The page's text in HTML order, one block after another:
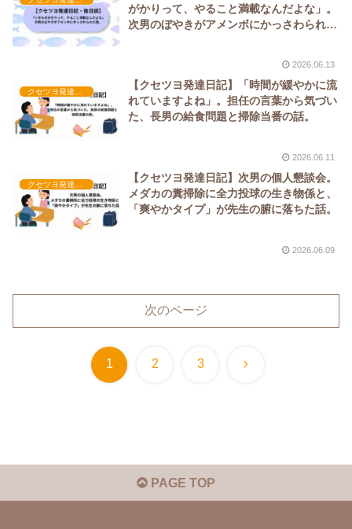
がかりって、やること満載なんだよな」。
次男のぼやきがアメンボにかっさわられた
2026.06.13
クセツヨ発達日記
【クセツヨ発達日記】「時間が緩やかに流
れていますよね」。担任の言葉から気づい
た、長男の給食問題と掃除当番の話。
2026.06.11
【クセツヨ発達日記】次男の個人懇談会。
メダカの糞掃除に全力投球の生き物係と、
「爽やかタイプ」が先生の腑に落ちた話。
2026.06.09
次のページ
1 2 3 次
PAGE TOP